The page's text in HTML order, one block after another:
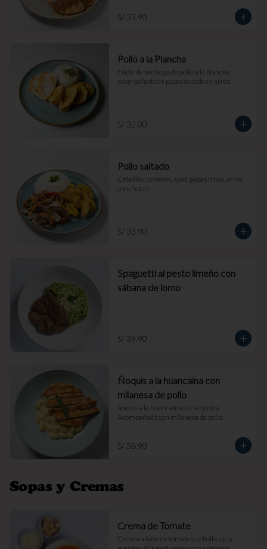
S/ 33.90
Pollo a la Plancha
Filete de pechuga de pollo a la plancha,
acompañado de papas doradas y arroz.
S/ 32.00
Pollo saltado
Cebollas, tomates, ajíes, papas fritas, arroz
con choclo.
S/ 33.90
Spaguetti al pesto limeño con
sábana de lomo
S/ 39.90
Ñoquis a la huancaína con
milanesa de pollo
ñoquis a la huancaína o a la crema
Acompañado con milanesa de pollo.
S/ 38.90
Sopas y Cremas
Crema de Tomate
Crema a base de tomates, cebolla, ajo y